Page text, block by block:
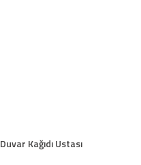
Kağıdı Ustası